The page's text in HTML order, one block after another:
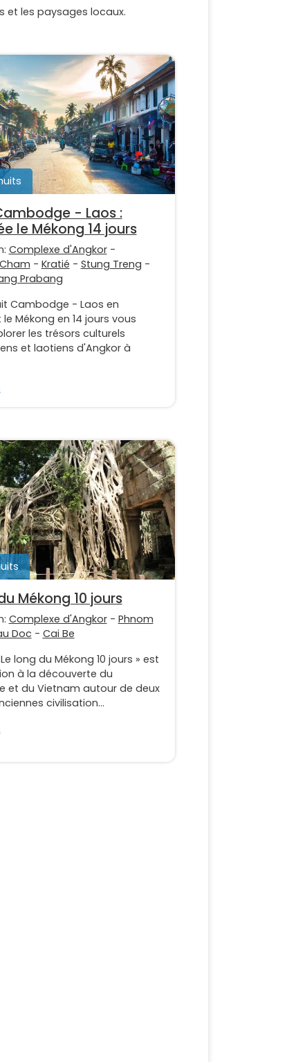
et les paysages locaux.
- Laos :
le Mékong 14 jours
Complexe d'Angkor-
- Kratié - Stung Treng -
Prabang
Cambodge - Laos en
Mékong en 14 jours vous
les trésors culturels
et laotiens d'Angkor à
Mékong 10 jours
Complexe d'Angkor- Phnom
Doc - Cai Be
long du Mékong 10 jours » est
à la découverte du
et du Vietnam autour de deux
civilisation...